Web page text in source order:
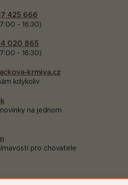
425 666
- 16:30)
020 865
- 16:30)
krmiva.cz
kdykoliv
na jednom
pro chovatele